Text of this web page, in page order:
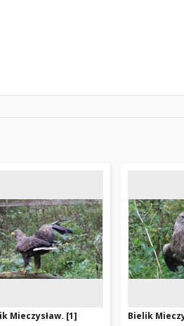
Mieczysław. [1] Bielik